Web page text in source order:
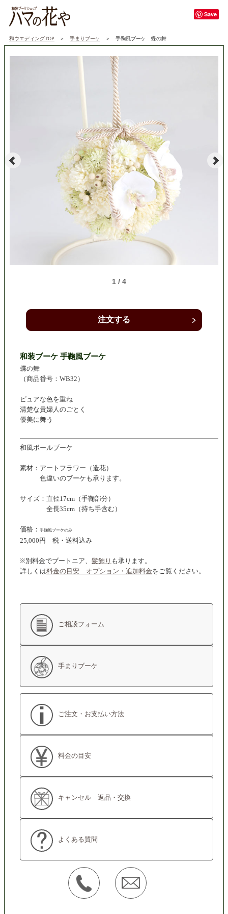
Save
和ウエディングTOP ＞ 手まりブーケ ＞ 手鞠風ブーケ 蝶の舞
1 / 4
注文する
和装ブーケ 手鞠風ブーケ
蝶の舞
（商品番号：WB32）
ピュアな色を重ね
清楚な貴婦人のごとく
優美に舞う
和風ボールブーケ
素材：アートフラワー（造花）
色違いのブーケも承ります。
サイズ：直径17cm（手鞠部分）
全長35cm（持ち手含む）
価格： 手鞠風ブーケのみ
25,000円 税・送料込み
※別料金でブートニア、 髪飾り も承ります。
詳しくは料金の目安 オプション・追加料金をご覧ください。
ご相談フォーム
手まりブーケ
ご注文・お支払い方法
料金の目安
キャンセル 返品・交換
よくある質問